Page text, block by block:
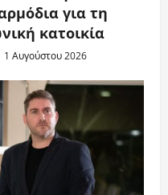
για τη
κατοικία
1 Αυγούστου 2026